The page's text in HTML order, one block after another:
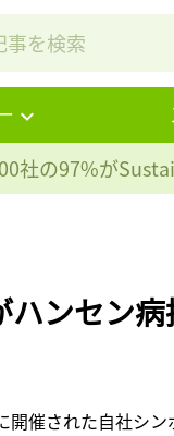
社の97%が
ハンセン
催された自社シ